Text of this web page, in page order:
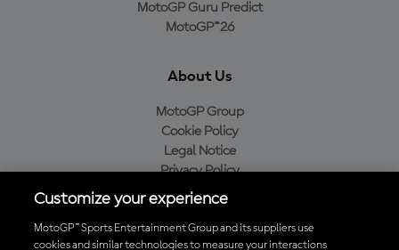
MotoGP Guru Predict
MotoGP™26
About Us
MotoGP Group
Cookie Policy
Legal Notice
Privacy Policy
Purchase Policy
Customize your experience
MotoGP™ Sports Entertainment Group and its suppliers use
cookies and similar technologies to measure your interactions